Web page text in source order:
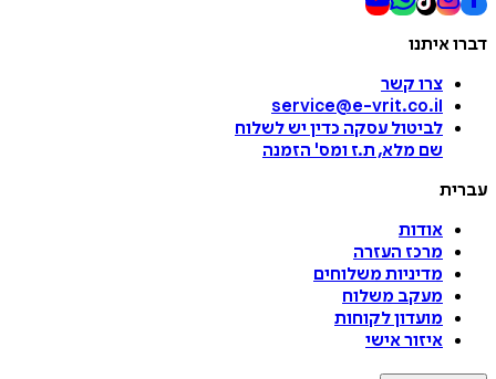
דברו איתנו
צרו קשר
service@e-vrit.co.il
לביטול עסקה כדין יש לשלוח
שם מלא, ת.ז ומס' הזמנה
עברית
אודות
מרכז העזרה
מדיניות משלוחים
מעקב משלוח
מועדון לקוחות
איזור אישי